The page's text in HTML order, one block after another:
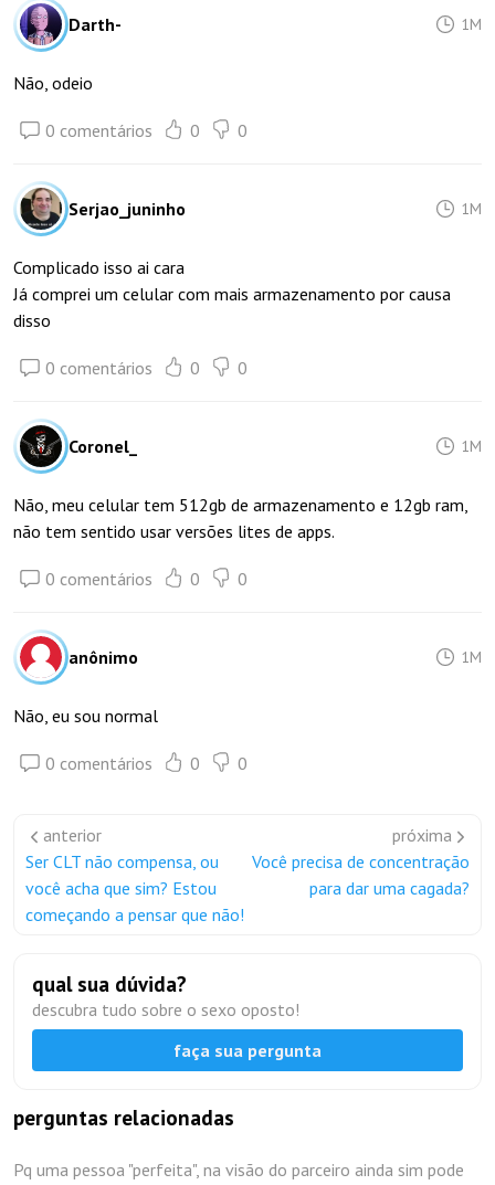
Darth- 1M
Não, odeio
0 comentários 0 0
Serjao_juninho 1M
Complicado isso ai cara
Já comprei um celular com mais armazenamento por causa
disso
0 comentários 0 0
Coronel_ 1M
Não, meu celular tem 512gb de armazenamento e 12gb ram,
não tem sentido usar versões lites de apps.
0 comentários 0 0
anônimo 1M
Não, eu sou normal
0 comentários 0 0
anterior
Ser CLT não compensa, ou
você acha que sim? Estou
começando a pensar que não!
próxima
Você precisa de concentração
para dar uma cagada?
qual sua dúvida?
descubra tudo sobre o sexo oposto!
faça sua pergunta
perguntas relacionadas
Pq uma pessoa "perfeita", na visão do parceiro ainda sim pode